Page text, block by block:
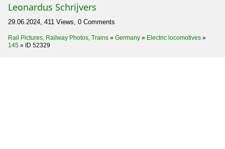
Leonardus Schrijvers
29.06.2024, 411 Views, 0 Comments
Rail Pictures, Railway Photos, Trains » Germany » Electric locomotives »
145 » ID 52329